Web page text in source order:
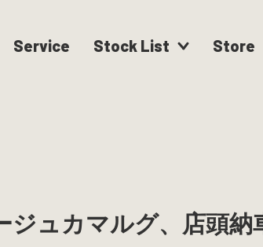
Service Stock List Store
ジュカマルグ、店頭納